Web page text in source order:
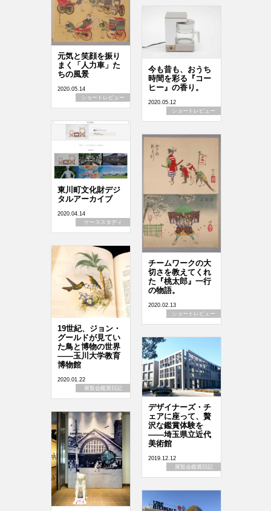
元気と笑顔を振り
まく「人力車」た
ちの風景
2020.05.14
ショートレビュー
今も昔も、おうち
時間を彩る『コー
ヒー』の香り。
2020.05.12
ショートレビュー
東川町文化財デジ
タルアーカイブ
2020.04.14
ケーススタディ
チームワークの大
切さを教えてくれ
た『桃太郎』一行
の物語。
2020.02.13
ショートレビュー
19世紀、ジョン・
グールドが見てい
た鳥と博物の世界
――玉川大学教育
博物館
2020.01.22
展覧会鑑賞日記
デザイナーズ・チ
ェアに座って、贅
沢な鑑賞体験を
――埼玉県立近代
美術館
2019.12.12
展覧会鑑賞日記